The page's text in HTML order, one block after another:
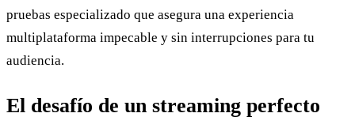
pruebas especializado que asegura una experiencia
multiplataforma impecable y sin interrupciones para tu
audiencia.
El desafío de un streaming perfecto